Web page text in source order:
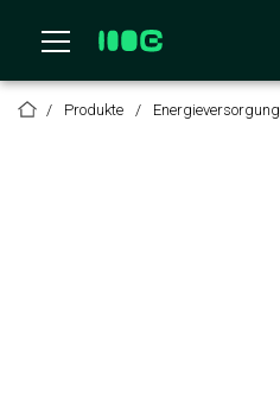
Produkte Energieversorgung